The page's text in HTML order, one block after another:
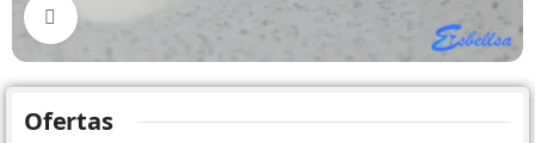
Click to enlarge
Ofertas